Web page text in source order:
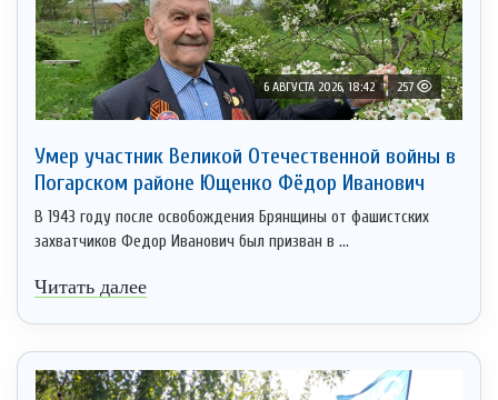
6 АВГУСТА 2026, 18:42 257
Умер участник Великой Отечественной войны в
Погарском районе Ющенко Фёдор Иванович
В 1943 году после освобождения Брянщины от фашистских
захватчиков Федор Иванович был призван в ...
Читать далее